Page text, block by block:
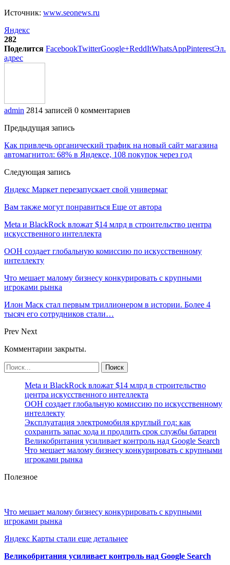
Источник: www.seonews.ru
Яндекс
282
Поделится FacebookTwitterGoogle+ReddItWhatsAppPinterestЭл.
адрес
admin 2814 записей 0 комментариев
Предыдущая запись
Как привлечь органический трафик на новый сайт магазина
автомагнитол: 68% в Яндексе, 108 покупок через год
Следующая запись
Яндекс Маркет перезапускает свой универмаг
Вам также могут понравиться Еще от автора
Meta и BlackRock вложат $14 млрд в строительство центра
искусственного интеллекта
ООН создает глобальную комиссию по искусственному
интеллекту
Что мешает малому бизнесу конкурировать с крупными
игроками рынка
Илон Маск стал первым триллионером в истории. Более 4
тысяч его сотрудников стали…
Prev Next
Комментарии закрыты.
Meta и BlackRock вложат $14 млрд в строительство
центра искусственного интеллекта
ООН создает глобальную комиссию по искусственному
интеллекту
Эксплуатация электромобиля круглый год: как
сохранить запас хода и продлить срок службы батареи
Великобритания усиливает контроль над Google Search
Что мешает малому бизнесу конкурировать с крупными
игроками рынка
Полезное
Что мешает малому бизнесу конкурировать с крупными
игроками рынка
Яндекс Карты стали еще детальнее
Великобритания усиливает контроль над Google Search